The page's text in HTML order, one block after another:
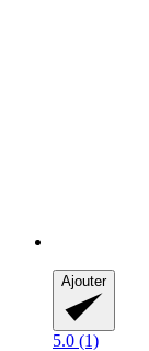
Ajouter
5.0 (1)